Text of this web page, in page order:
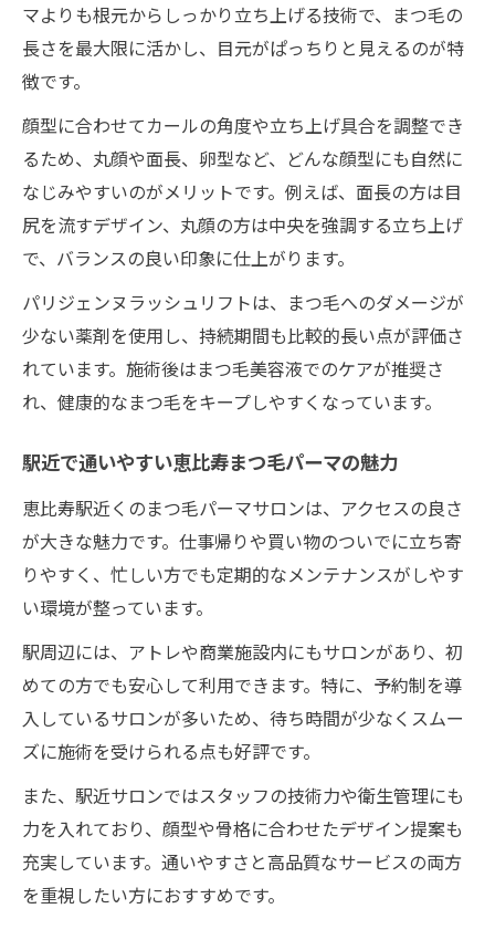
マよりも根元からしっかり立ち上げる技術で、まつ毛の
長さを最大限に活かし、目元がぱっちりと見えるのが特
徴です。
顔型に合わせてカールの角度や立ち上げ具合を調整でき
るため、丸顔や面長、卵型など、どんな顔型にも自然に
なじみやすいのがメリットです。例えば、面長の方は目
尻を流すデザイン、丸顔の方は中央を強調する立ち上げ
で、バランスの良い印象に仕上がります。
パリジェンヌラッシュリフトは、まつ毛へのダメージが
少ない薬剤を使用し、持続期間も比較的長い点が評価さ
れています。施術後はまつ毛美容液でのケアが推奨さ
れ、健康的なまつ毛をキープしやすくなっています。
駅近で通いやすい恵比寿まつ毛パーマの魅力
恵比寿駅近くのまつ毛パーマサロンは、アクセスの良さ
が大きな魅力です。仕事帰りや買い物のついでに立ち寄
りやすく、忙しい方でも定期的なメンテナンスがしやす
い環境が整っています。
駅周辺には、アトレや商業施設内にもサロンがあり、初
めての方でも安心して利用できます。特に、予約制を導
入しているサロンが多いため、待ち時間が少なくスムー
ズに施術を受けられる点も好評です。
また、駅近サロンではスタッフの技術力や衛生管理にも
力を入れており、顔型や骨格に合わせたデザイン提案も
充実しています。通いやすさと高品質なサービスの両方
を重視したい方におすすめです。